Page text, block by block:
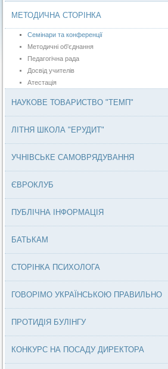
МЕТОДИЧНА СТОРІНКА
Семінари та конференції
Методичні об'єднання
Педагогічна рада
Досвід учителів
Атестація
НАУКОВЕ ТОВАРИСТВО "ТЕМП"
ЛІТНЯ ШКОЛА "ЕРУДИТ"
УЧНІВСЬКЕ САМОВРЯДУВАННЯ
ЄВРОКЛУБ
ПУБЛІЧНА ІНФОРМАЦІЯ
БАТЬКАМ
СТОРІНКА ПСИХОЛОГА
ГОВОРІМО УКРАЇНСЬКОЮ ПРАВИЛЬНО
ПРОТИДІЯ БУЛІНГУ
КОНКУРС НА ПОСАДУ ДИРЕКТОРА